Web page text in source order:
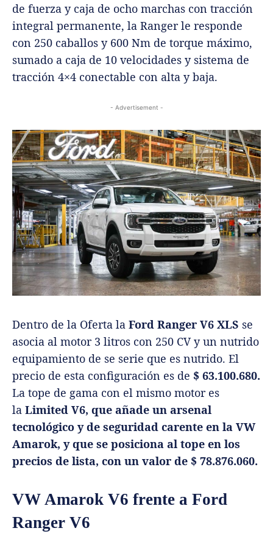
de fuerza y caja de ocho marchas con tracción
integral permanente, la Ranger le responde
con 250 caballos y 600 Nm de torque máximo,
sumado a caja de 10 velocidades y sistema de
tracción 4×4 conectable con alta y baja.
- Advertisement -
Dentro de la Oferta la Ford Ranger V6 XLS se
asocia al motor 3 litros con 250 CV y un nutrido
equipamiento de se serie que es nutrido. El
precio de esta configuración es de $ 63.100.680.
La tope de gama con el mismo motor es
la Limited V6, que añade un arsenal
tecnológico y de seguridad carente en la VW
Amarok, y que se posiciona al tope en los
precios de lista, con un valor de $ 78.876.060.
VW Amarok V6 frente a Ford
Ranger V6